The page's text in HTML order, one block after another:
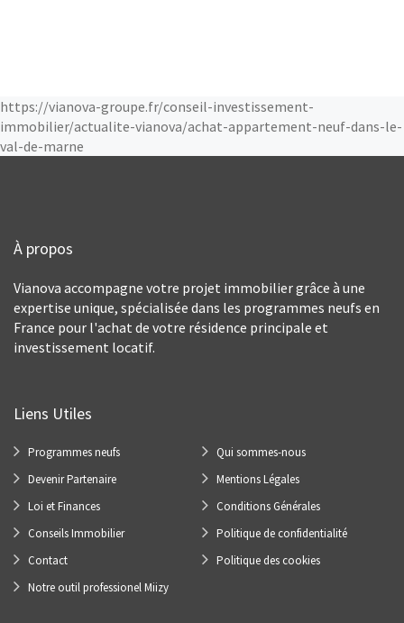
https://vianova-groupe.fr/conseil-investissement-
immobilier/actualite-vianova/achat-appartement-neuf-dans-le-
val-de-marne
À propos
Vianova accompagne votre projet immobilier grâce à une
expertise unique, spécialisée dans les programmes neufs en
France pour l'achat de votre résidence principale et
investissement locatif.
Liens Utiles
Programmes neufs
Devenir Partenaire
Loi et Finances
Conseils Immobilier
Contact
Notre outil professionel Miizy
Qui sommes-nous
Mentions Légales
Conditions Générales
Politique de confidentialité
Politique des cookies